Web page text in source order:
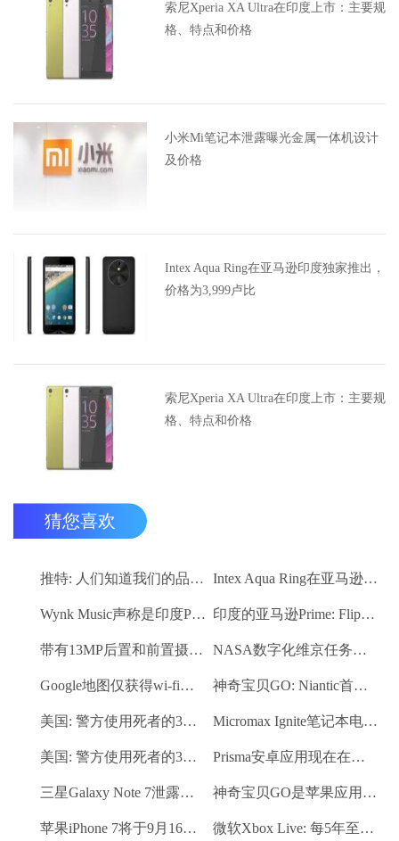
索尼Xperia XA Ultra在印度上市：主要规
格、特点和价格
小米Mi笔记本泄露曝光金属一体机设计
及价格
Intex Aqua Ring在亚马逊印度独家推出，
价格为3,999卢比
索尼Xperia XA Ultra在印度上市：主要规
格、特点和价格
猜您喜欢
推特: 人们知道我们的品牌，但大多数人对如何使用它一无所知 Intex Aqua Ring在亚马逊印度独家推出，价格为3,999卢比
Wynk Music声称是印度Play商店下载量最高的应用程序 印度的亚马逊Prime: Flipkart的前首席产品官称其为 “杀手级功能”
带有13MP后置和前置摄像头的焦点M535在Rs 11,999推出 NASA数字化维京任务数据以展现火星的奥秘
Google地图仅获得wi-fi功能: 这是它的工作方式 神奇宝贝GO: Niantic首席执行官暗示在动漫展上添加新的神奇宝贝
美国: 警方使用死者的3D打印指纹解决谋杀案 Micromax Ignite笔记本电脑与Windows 10推出Rs 18,900
美国: 警方使用死者的3D打印指纹解决谋杀案 Prisma安卓应用现在在谷歌游戏商店，测试版
三星Galaxy Note 7泄露：虹膜扫描仪，新S笔功能显现 神奇宝贝GO是苹果应用商店第一周下载次数最多的应用
苹果iPhone 7将于9月16日上市: 报告 微软Xbox Live: 每5年至少登录一次，否则将失去您的游戏玩家标签